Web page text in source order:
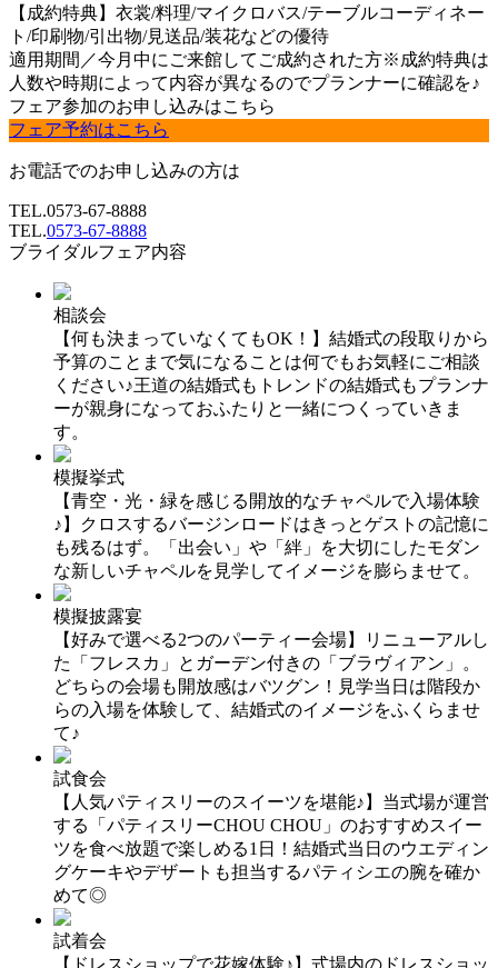
【成約特典】衣裳/料理/マイクロバス/テーブルコーディネー
ト/印刷物/引出物/見送品/装花などの優待
適用期間／今月中にご来館してご成約された方※成約特典は
人数や時期によって内容が異なるのでプランナーに確認を♪
フェア参加のお申し込みはこちら
フェア予約はこちら
お電話でのお申し込みの方は
TEL.0573-67-8888
TEL.0573-67-8888
ブライダルフェア内容
相談会
【何も決まっていなくてもOK！】結婚式の段取りから
予算のことまで気になることは何でもお気軽にご相談
ください♪王道の結婚式もトレンドの結婚式もプランナ
ーが親身になっておふたりと一緒につくっていきま
す。
模擬挙式
【青空・光・緑を感じる開放的なチャペルで入場体験
♪】クロスするバージンロードはきっとゲストの記憶に
も残るはず。「出会い」や「絆」を大切にしたモダン
な新しいチャペルを見学してイメージを膨らませて。
模擬披露宴
【好みで選べる2つのパーティー会場】リニューアルし
た「フレスカ」とガーデン付きの「ブラヴィアン」。
どちらの会場も開放感はバツグン！見学当日は階段か
らの入場を体験して、結婚式のイメージをふくらませ
て♪
試食会
【人気パティスリーのスイーツを堪能♪】当式場が運営
する「パティスリーCHOU CHOU」のおすすめスイー
ツを食べ放題で楽しめる1日！結婚式当日のウエディン
グケーキやデザートも担当するパティシエの腕を確か
めて◎
試着会
【ドレスショップで花嫁体験♪】式場内のドレスショッ